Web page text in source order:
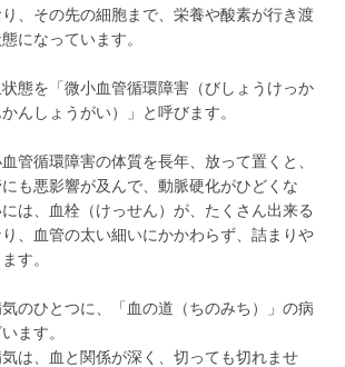
、その先の細胞まで、栄養や酸素が行き渡
になっています。
状態を「微小血管循環障害（びしょうけっか
んしょうがい）」と呼びます。
管循環障害の体質を長年、放って置くと、
も悪影響が及んで、動脈硬化がひどくな
には、血栓（けっせん）が、たくさん出来る
り、血管の太い細いにかかわらず、詰まりや
す。
のひとつに、「血の道（ちのみち）」の病
ます。
は、血と関係が深く、切っても切れませ